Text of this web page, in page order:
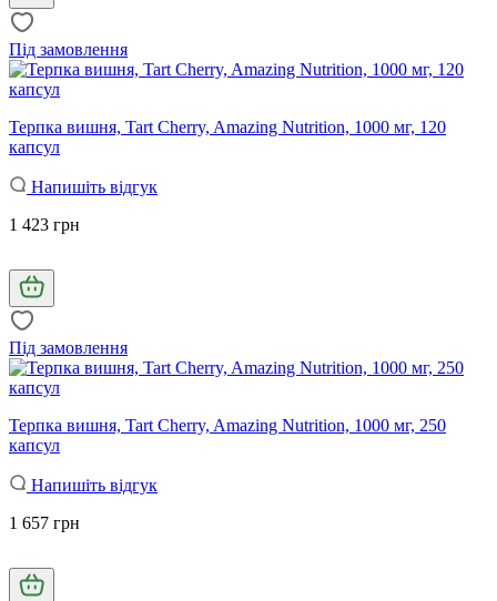
Під замовлення
Терпка вишня, Tart Cherry, Amazing Nutrition, 1000 мг, 120
капсул
Напишіть відгук
1 423 грн
Під замовлення
Терпка вишня, Tart Cherry, Amazing Nutrition, 1000 мг, 250
капсул
Напишіть відгук
1 657 грн